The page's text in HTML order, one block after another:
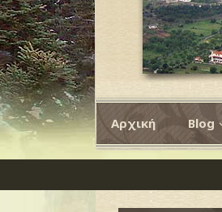
Αρχική Blog